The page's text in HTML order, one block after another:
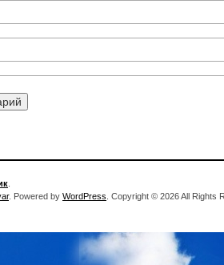
. Powered by WordPress . Copyright © 2026 All Rights